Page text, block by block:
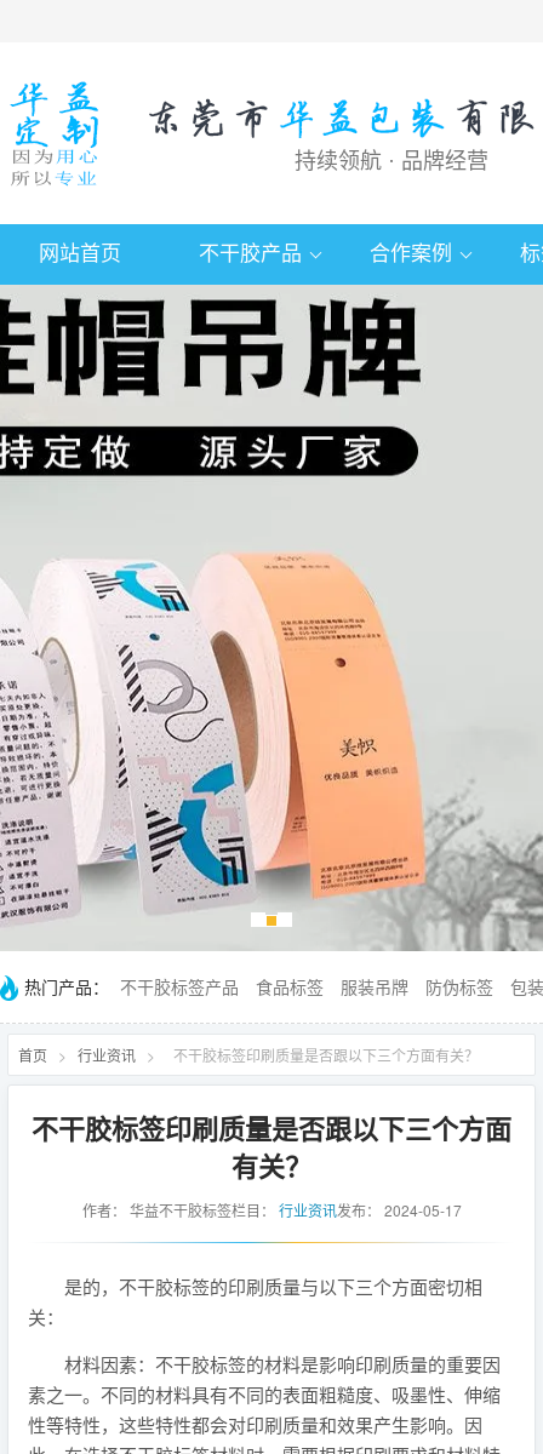
持续领航 · 品牌经营
网站首页 不干胶产品 合作案例
热门产品： 不干胶标签产品 食品标签 服装吊牌 防伪标签 包
首页 > 行业资讯 > 不干胶标签印刷质量是否跟以下三个方面有关？
不干胶标签印刷质量是否跟以下三个方面
有关？
作者： 华益不干胶标签栏目： 行业资讯发布： 2024-05-17
是的，不干胶标签的印刷质量与以下三个方面密切相
关：
材料因素：不干胶标签的材料是影响印刷质量的重要因
素之一。不同的材料具有不同的表面粗糙度、吸墨性、伸缩
性等特性，这些特性都会对印刷质量和效果产生影响。因